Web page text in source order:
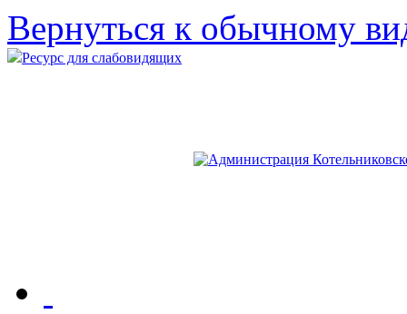
Вернуться к обычному
Ресурс для слабовидящих